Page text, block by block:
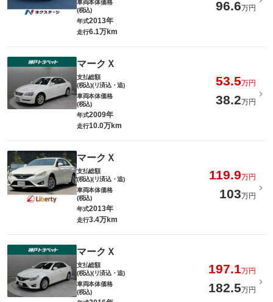
車両本体価格
(税込)
96.6万円
年式2013年
走行6.1万km
マークＸ
支払総額
(税込)(リ済込・追)
53.5万円
車両本体価格
(税込)
38.2万円
年式2009年
走行10.0万km
マークＸ
支払総額
(税込)(リ済込・追)
119.9万円
車両本体価格
(税込)
103万円
年式2013年
走行3.4万km
マークＸ
支払総額
(税込)(リ済込・追)
197.1万円
車両本体価格
(税込)
182.5万円